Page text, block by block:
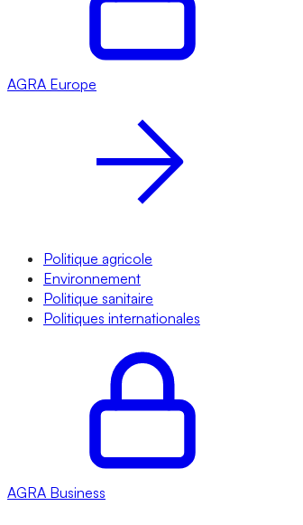
AGRA Europe
Politique agricole
Environnement
Politique sanitaire
Politiques internationales
AGRA Business